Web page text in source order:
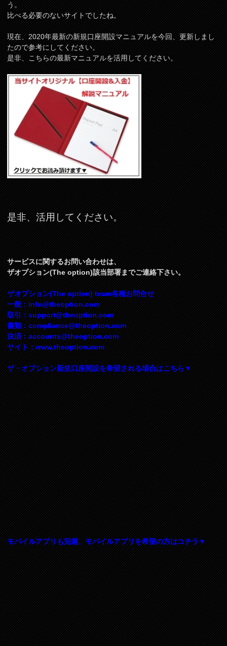
う。
比べる必要のないサイトでしたね。
現在、2020年最新の新規口座開設マニュアルを今回、更新しまし
たので参考にしてください。
是非、こちらの最新マニュアルを活用してください。
是非、活用してください。
サービスに関するお問い合わせは、
ザオプション(The option)該当部署までご連絡下さい。
ザオプション(The option) team各種お問合せ
一般：info@theoption.com
取引：support@theoption.com
書類：compliance@theoption.com
決済：accounts@theoption.com
サイト：www.theoption.com
ザ・オプション新規口座開設を希望される場合はこちら▼
モバイルアプリも完備、モバイルアプリを希望の方はコチラ▼